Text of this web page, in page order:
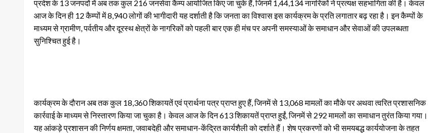
प्रदेश के 13 जनपदों में अब तक कुल 216 जनसेवा कैम्प आयोजित किए जा चुके हैं, जिनमें 1,44,134 नागरिकों ने प्रत्यक्ष सहभागिता की है। केवल
आज के दिन ही 12 कैम्पों में 8,940 लोगों की भागीदारी यह दर्शाती है कि जनता का विश्वास इस कार्यक्रम के प्रति लगातार बढ़ रहा है। इन कैम्पों के
माध्यम से ग्रामीण, पर्वतीय और दूरस्थ क्षेत्रों के नागरिकों को पहली बार एक ही मंच पर अपनी समस्याओं के समाधान और सेवाओं की उपलब्धता
सुनिश्चित हुई है।
कार्यक्रम के दौरान अब तक कुल 18,360 शिकायतें एवं प्रार्थना पत्र प्राप्त हुए हैं, जिनमें से 13,068 मामलों का मौके पर अथवा त्वरित प्रशासनिक
कार्रवाई के माध्यम से निस्तारण किया जा चुका है। केवल आज के दिन 613 शिकायतें प्राप्त हुईं, जिनमें से 292 मामलों का समाधान तुरंत किया गया।
यह आंकड़े प्रशासन की निर्णय क्षमता, जवाबदेही और समाधान-केंद्रित कार्यशैली को दर्शाते हैं। शेष प्रकरणों को भी समयबद्ध कार्ययोजना के तहत